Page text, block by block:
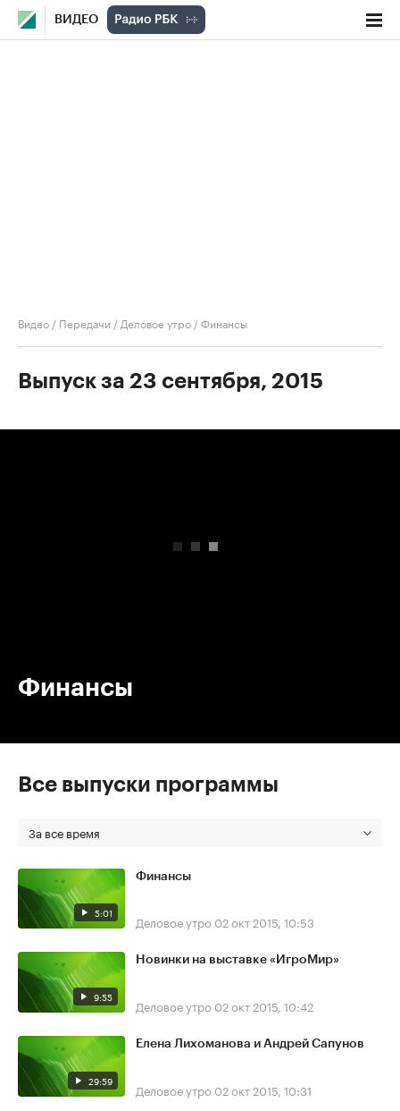
ВИДЕО
Видео / Передачи / Деловое утро /Финансы
Выпуск за 23 сентября, 2015
Финансы
Все выпуски программы
За все время
5:01
Финансы
Деловое утро 02 окт 2015, 10:53
9:55
Новинки на выставке «ИгроМир»
Деловое утро 02 окт 2015, 10:42
29:59
Елена Лихоманова и Андрей Сапунов
Деловое утро 02 окт 2015, 10:31